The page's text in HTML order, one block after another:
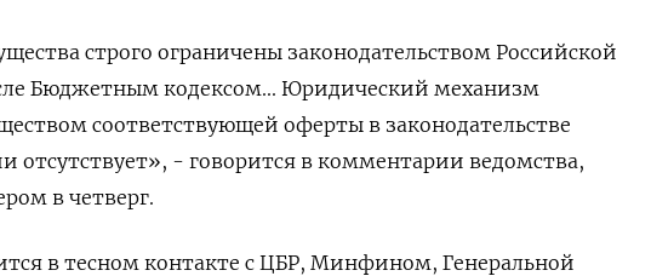
строго ограничены законодательством Российской
Бюджетным кодексом... Юридический механизм
соответствующей оферты в законодательстве
отсутствует», - говорится в комментарии ведомства,
в четверг.
в тесном контакте с ЦБР, Минфином, Генеральной